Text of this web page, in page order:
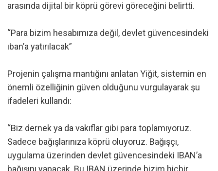
arasında dijital bir köprü görevi göreceğini belirtti.
“Para bizim hesabımıza değil, devlet güvencesindeki
ıban’a yatırılacak”
Projenin çalışma mantığını anlatan Yiğit, sistemin en
önemli özelliğinin güven olduğunu vurgulayarak şu
ifadeleri kullandı:
“Biz dernek ya da vakıflar gibi para toplamıyoruz.
Sadece bağışlarınıza köprü oluyoruz. Bağışçı,
uygulama üzerinden devlet güvencesindeki IBAN’a
bağışını yapacak. Bu IBAN üzerinde bizim hiçbir